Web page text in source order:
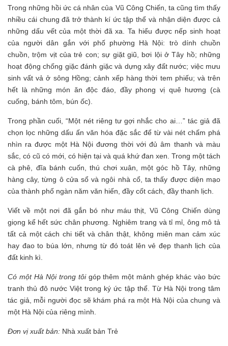
Trong những hồi ức cá nhân của Vũ Công Chiến, ta cũng tìm thấy
nhiều cái chung đã trở thành kí ức tập thể và nhận diện được cả
những dấu vết của một thời đã xa. Ta hiểu được nếp sinh hoạt
của người dân gắn với phố phường Hà Nội: trò dính chuồn
chuồn, trộm vịt của trẻ con; sự giặt giũ, bơi lội ở Tây hồ; những
hoạt động chống giặc đánh giặc và dựng xây đất nước; việc mưu
sinh vất vả ở sông Hồng; cảnh xếp hàng thời tem phiếu; và trên
hết là những món ăn độc đáo, đầy phong vị quê hương (cà
cuống, bánh tôm, bún ốc).
Trong phần cuối, “Một nét riêng tư gợi nhắc cho ai…” tác giả đã
chọn lọc những dấu ấn văn hóa đặc sắc để từ vài nét chấm phá
nhìn ra được một Hà Nội đương thời với đủ âm thanh và màu
sắc, có cũ có mới, có hiện tại và quá khứ đan xen. Trong một tách
cà phê, đĩa bánh cuốn, thú chơi xuân, một góc hồ Tây, những
hàng cây, từng ô cửa sổ và ngôi nhà cổ, ta thấy được diện mạo
của thành phố ngàn năm văn hiến, đầy cốt cách, đầy thanh lịch.
Viết về một nơi đã gắn bó như máu thịt, Vũ Công Chiến dùng
giọng kể hết sức chân phương. Nghiêm trang và tỉ mỉ, ông mô tả
tất cả một cách chi tiết và chân thật, không miên man cảm xúc
hay đao to búa lớn, nhưng từ đó toát lên vẻ đẹp thanh lịch của
đất kinh kì.
Có một Hà Nội trong tôi góp thêm một mảnh ghép khác vào bức
tranh thủ đô nước Việt trong ký ức tập thể. Từ Hà Nội trong tâm
tác giả, mỗi người đọc sẽ khám phá ra một Hà Nội của chung và
một Hà Nội của riêng mình.
Đơn vị xuất bản: Nhà xuất bản Trẻ